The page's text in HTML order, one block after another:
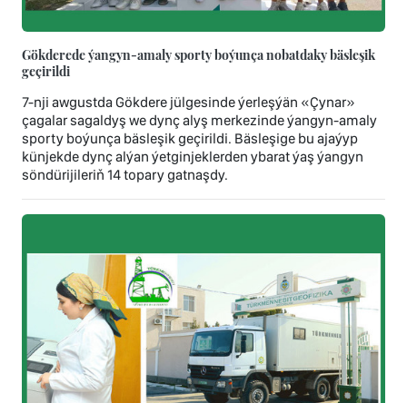
Gökderede ýangyn-amaly sporty boýunça nobatdaky bäsleşik
geçirildi
7-nji awgustda Gökdere jülgesinde ýerleşýän «Çynar»
çagalar sagaldyş we dynç alyş merkezinde ýangyn-amaly
sporty boýunça bäsleşik geçirildi. Bäsleşige bu ajaýyp
künjekde dynç alýan ýetginjeklerden ybarat ýaş ýangyn
söndürijileriň 14 topary gatnaşdy.